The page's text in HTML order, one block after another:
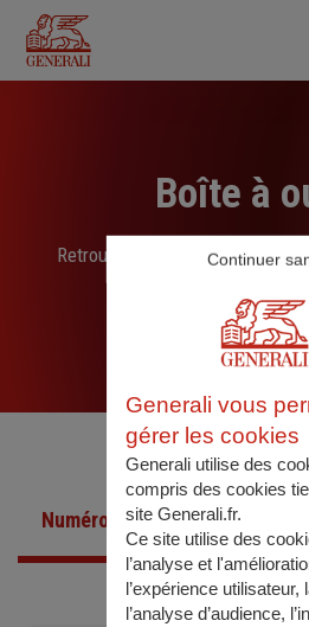
contenu
principal
Boîte à
Retrouvez ici les liens, N° de
Numéro de téléphone utiles
Generali vous
gérer les cookies
Generali utilise des
compris des cookies
site Generali.fr.
Ce site utilise des
l’analyse et
l’expérience utilisateur,
l’analyse d’audience,
Continuer